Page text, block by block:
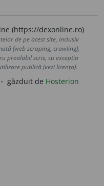
(https://dexonline.ro)
de pe acest site, inclusiv
(web scraping, crawling),
prealabil scris, cu excepția
publică (vezi licența).
găzduit de Hosterion